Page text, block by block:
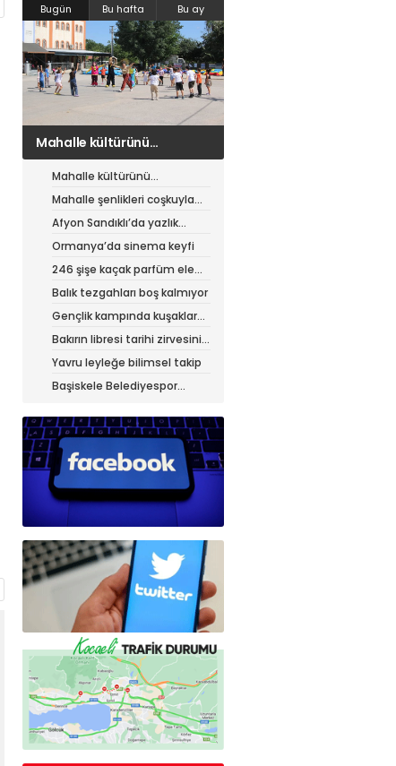
Bugün
Bu hafta Bu ay
Mahalle şenlikleri coşkuyla
sürüyor
Mahalle kültürünü
canlandıran şenlik
Mahalle şenlikleri coşkuyla
sürüyor
Afyon Sandıklı’da yazlık
patates hasadı
Ormanya’da sinema keyfi
246 şişe kaçak parfüm ele
geçirildi
Balık tezgahları boş kalmıyor
Gençlik kampında kuşaklar
buluştu
Bakırın libresi tarihi zirvesini
test ediyor
Yavru leyleğe bilimsel takip
Başiskele Belediyespor